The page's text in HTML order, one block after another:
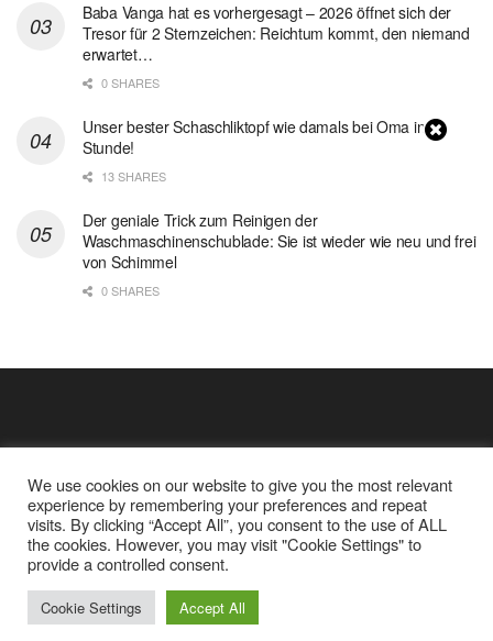
Baba Vanga hat es vorhergesagt – 2026 öffnet sich der
Tresor für 2 Sternzeichen: Reichtum kommt, den niemand
erwartet…
0 SHARES
Unser bester Schaschliktopf wie damals bei Oma in 1
Stunde!
13 SHARES
Der geniale Trick zum Reinigen der
Waschmaschinenschublade: Sie ist wieder wie neu und frei
von Schimmel
0 SHARES
Cookie Policy
Datenschutz
Google Analytics und Cookie Dateien
© 2025Einfache Rezept
We use cookies on our website to give you the most relevant
experience by remembering your preferences and repeat
visits. By clicking “Accept All”, you consent to the use of ALL
the cookies. However, you may visit "Cookie Settings" to
provide a controlled consent.
Cookie Settings Accept All